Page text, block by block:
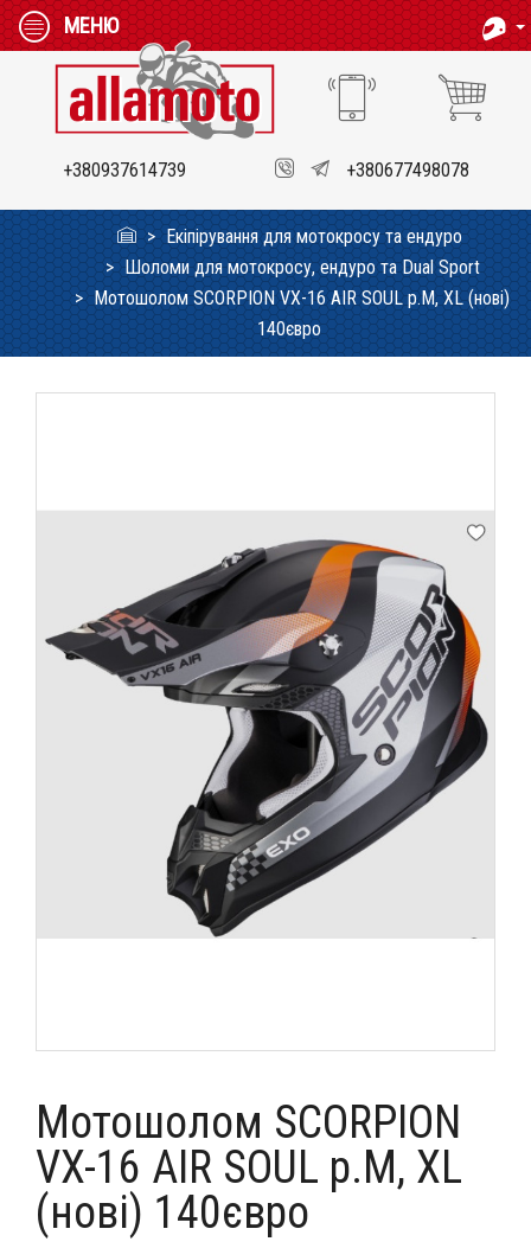
МЕНЮ
+380937614739 +380677498078
Екіпірування для мотокросу та ендуро
Шоломи для мотокросу, ендуро та Dual Sport
Мотошолом SCORPION VX-16 AIR SOUL p.M, XL (нові)
140євро
Мотошолом SCORPION
VX-16 AIR SOUL p.M, XL
(нові) 140євро